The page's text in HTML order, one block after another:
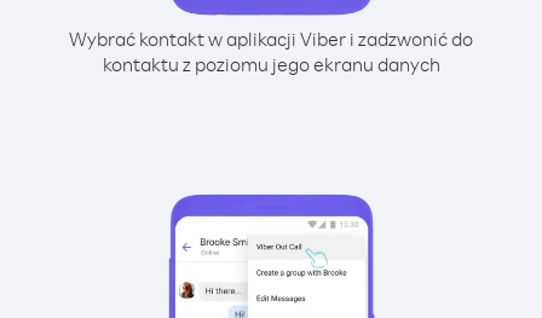
Wybrać kontakt w aplikacji Viber i zadzwonić do
kontaktu z poziomu jego ekranu danych